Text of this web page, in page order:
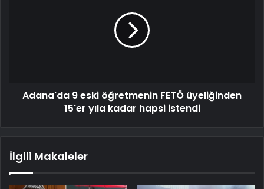
Adana'da 9 eski öğretmenin FETÖ üyeliğinden
15'er yıla kadar hapsi istendi
İlgili Makaleler